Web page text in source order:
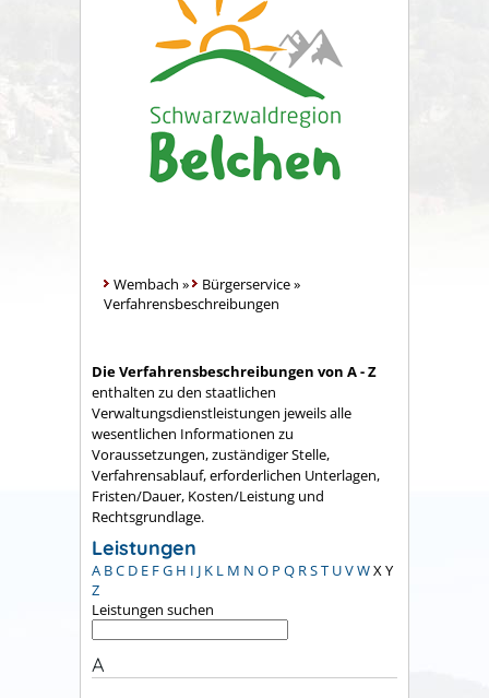
Wembach » Bürgerservice»
Verfahrensbeschreibungen
Die Verfahrensbeschreibungen von A - Z
enthalten zu den staatlichen
Verwaltungsdienstleistungen jeweils alle
wesentlichen Informationen zu
Voraussetzungen, zuständiger Stelle,
Verfahrensablauf, erforderlichen Unterlagen,
Fristen/Dauer, Kosten/Leistung und
Rechtsgrundlage.
Leistungen
A BC D E FG H I J K L M N O P Q RST UVWXY
Z
Leistungen suchen
A